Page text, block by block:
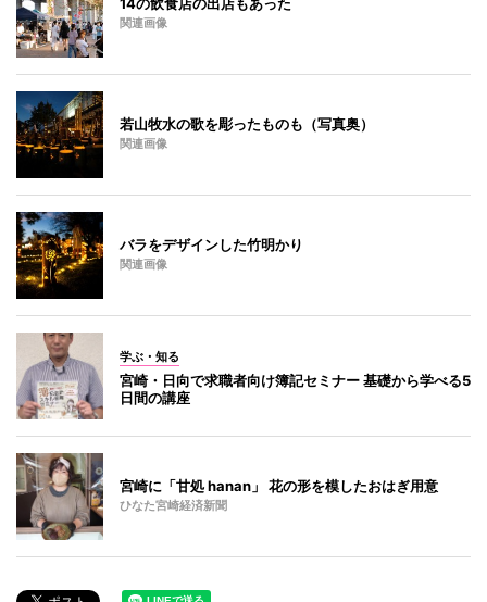
関連画像
若山牧水の歌を彫ったものも（写真奥）
関連画像
バラをデザインした竹明かり
関連画像
学ぶ・知る
宮崎・日向で求職者向け簿記セミナー 基礎から学べる5
日間の講座
宮崎に「甘処 hanan」 花の形を模したおはぎ用意
ひなた宮崎経済新聞